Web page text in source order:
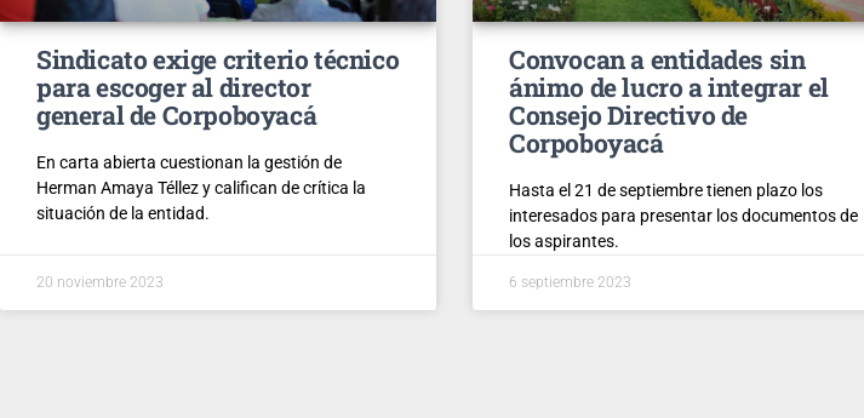
Sindicato exige criterio técnico
para escoger al director
general de Corpoboyacá
En carta abierta cuestionan la gestión de
Herman Amaya Téllez y califican de crítica la
situación de la entidad.
20 noviembre 2023
Convocan a entidades sin
ánimo de lucro a integrar el
Consejo Directivo de
Corpoboyacá
Hasta el 21 de septiembre tienen plazo los
interesados para presentar los documentos de
los aspirantes.
6 septiembre 2023